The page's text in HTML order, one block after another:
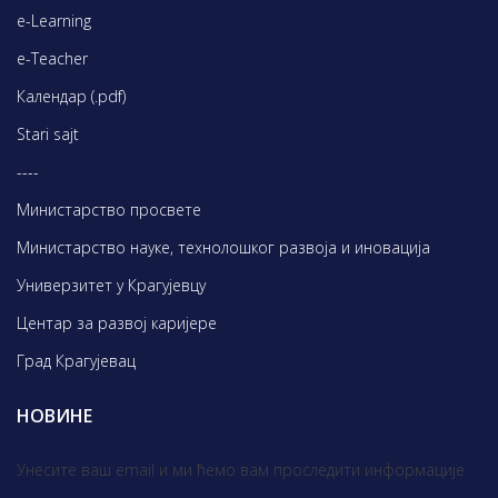
e-Learning
e-Teacher
Календар (.pdf)
Stari sajt
----
Министарство просвете
Министарство науке, технолошког развоја и иновација
Универзитет у Крагујевцу
Центар за развој каријере
Град Крагујевац
НОВИНЕ
Унесите ваш email и ми ћемо вам проследити информације